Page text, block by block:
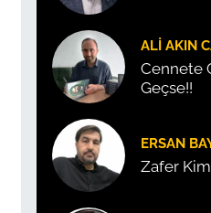
ALI AKIN
Cennete
Geçse!!
ERSAN
Zafer